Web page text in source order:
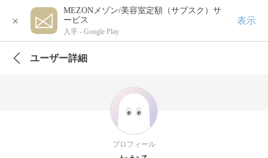
×
MEZONメゾン/美容室定額（サブスク）サ
ービス
入手 - Google Play
表示
ユーザー詳細
プロフィール